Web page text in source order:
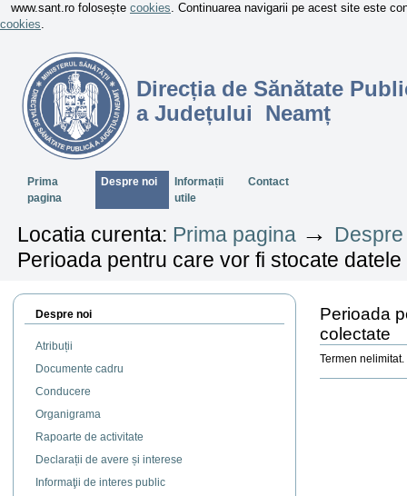
www.sant.ro folosește cookies. Continuarea navigarii pe acest site este
cookies.
Direcția de Sănătate
a Județului Neamț
SectiuniPrima
pagina
Despre noi
Informații
utile
Contact
Locatia curenta: Prima pagina →
Perioada pentru care vor fi stocate
Despre noi
Atribuții
Documente cadru
Conducere
Organigrama
Rapoarte de activitate
Declarații de avere și interese
Informaţii de interes public
Perioada
colectate
Termen nelimitat.